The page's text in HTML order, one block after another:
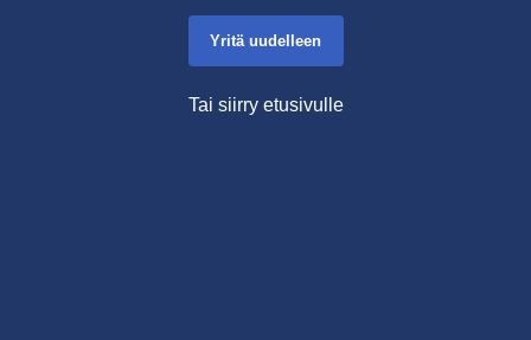
Yritä uudelleen
Tai siirry etusivulle